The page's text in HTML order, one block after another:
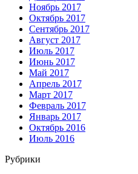
Ноябрь 2017
Октябрь 2017
Сентябрь 2017
Август 2017
Июль 2017
Июнь 2017
Май 2017
Апрель 2017
Март 2017
Февраль 2017
Январь 2017
Октябрь 2016
Июль 2016
Рубрики